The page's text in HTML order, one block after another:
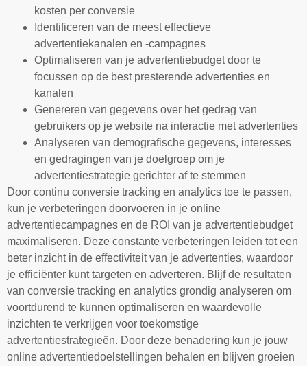
kosten per conversie
Identificeren van de meest effectieve
advertentiekanalen en -campagnes
Optimaliseren van je advertentiebudget door te
focussen op de best presterende advertenties en
kanalen
Genereren van gegevens over het gedrag van
gebruikers op je website na interactie met advertenties
Analyseren van demografische gegevens, interesses
en gedragingen van je doelgroep om je
advertentiestrategie gerichter af te stemmen
Door continu conversie tracking en analytics toe te passen,
kun je verbeteringen doorvoeren in je online
advertentiecampagnes en de ROI van je advertentiebudget
maximaliseren. Deze constante verbeteringen leiden tot een
beter inzicht in de effectiviteit van je advertenties, waardoor
je efficiënter kunt targeten en adverteren. Blijf de resultaten
van conversie tracking en analytics grondig analyseren om
voortdurend te kunnen optimaliseren en waardevolle
inzichten te verkrijgen voor toekomstige
advertentiestrategieën. Door deze benadering kun je jouw
online advertentiedoelstellingen behalen en blijven groeien